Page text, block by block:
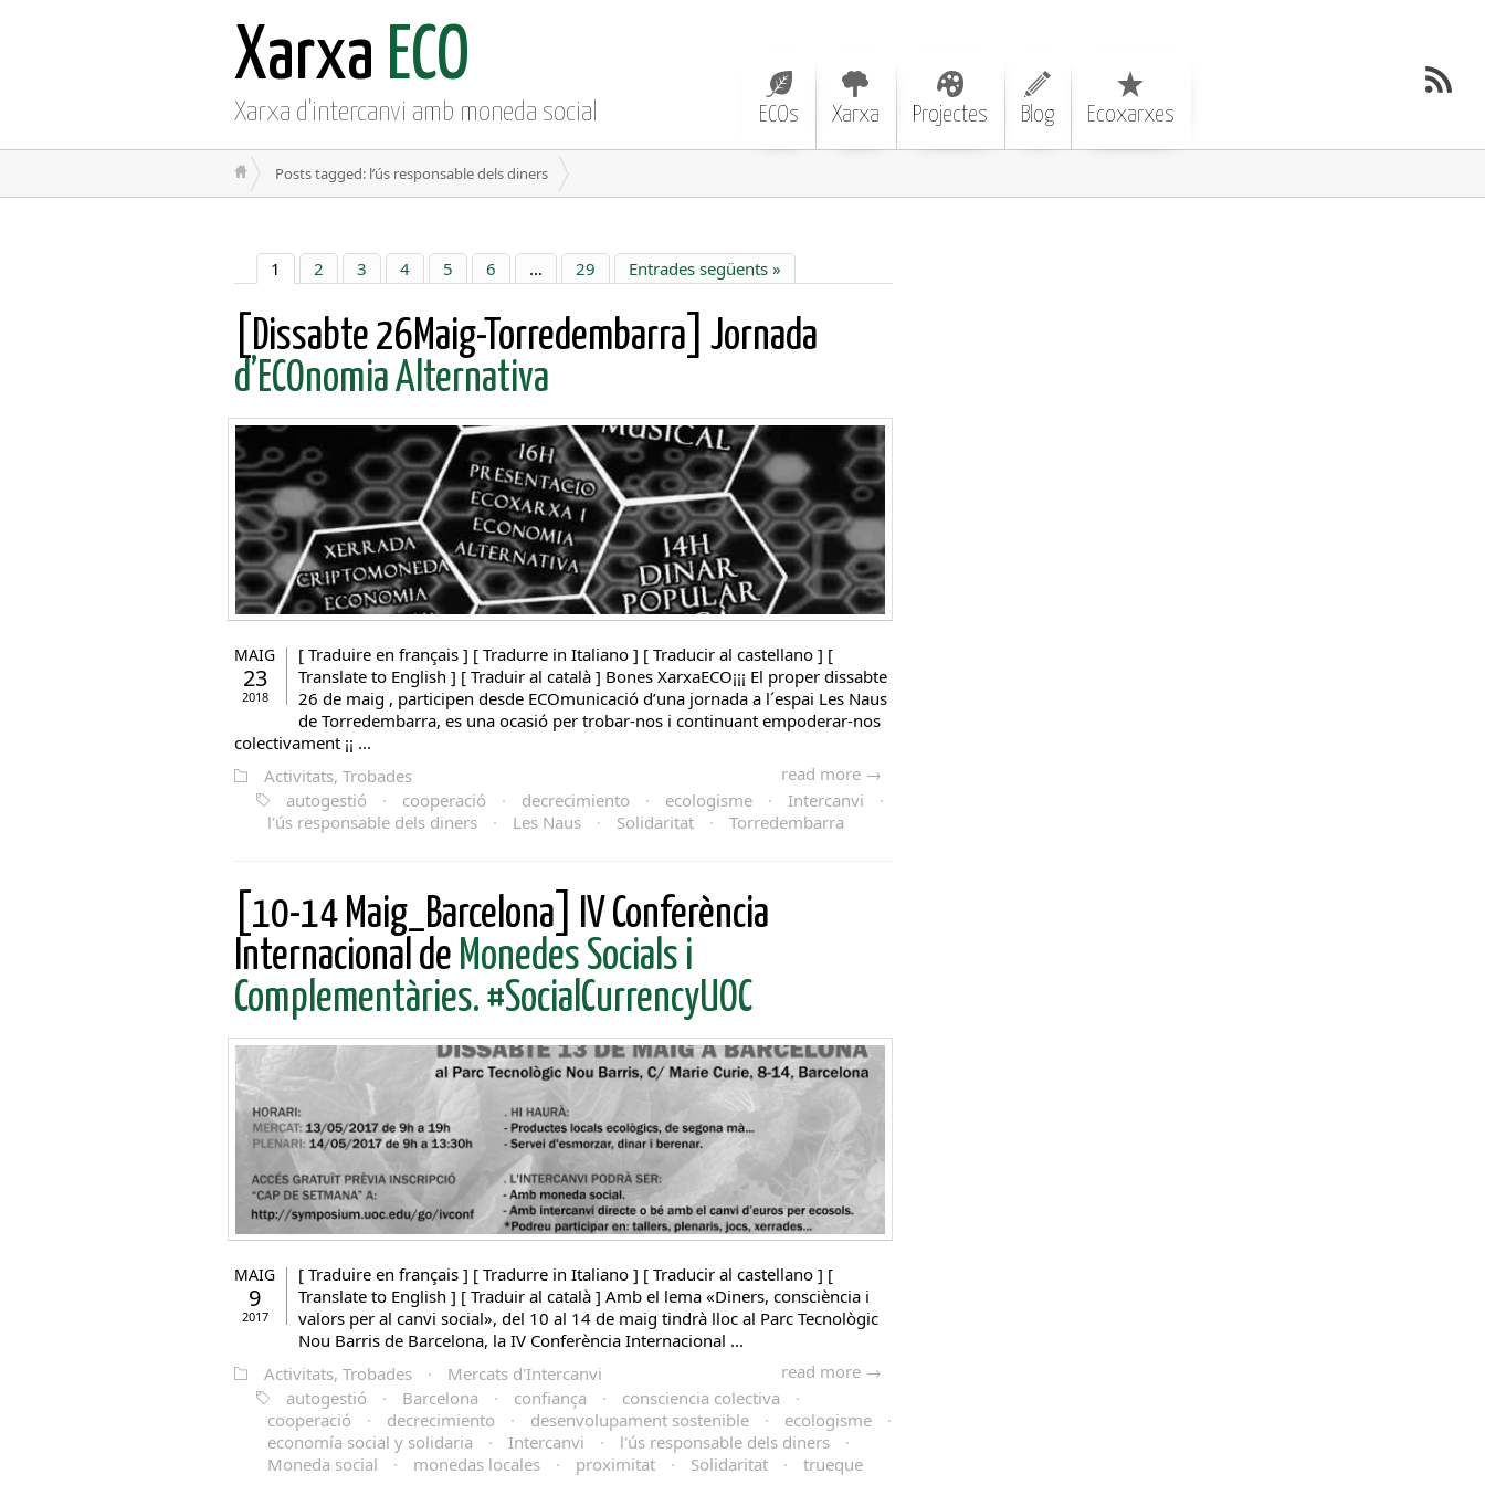
Xarxa ECO
Xarxa d'intercanvi amb moneda social ECOs Xarxa Projectes Blog Ecoxarxes
Posts tagged: l’ús responsable dels diners
1 2 3 4 5 6 … 29 Entrades següents »
[Dissabte 26Maig-Torredembarra] Jornada
d’ECOnomia Alternativa
MAIG
23
2018
[ Traduire en français ] [ Tradurre in Italiano ] [ Traducir al castellano ] [
Translate to English ] [ Traduir al català ] Bones XarxaECO¡¡¡ El proper dissabte
26 de maig , participen desde ECOmunicació d’una jornada a l´espai Les Naus
de Torredembarra, es una ocasió per trobar-nos i continuant empoderar-nos
colectivament ¡¡ ...
read more →
Activitats, Trobades
autogestió
· cooperació · decrecimiento · ecologisme · Intercanvi
·
l'ús responsable dels diners
· Les Naus · Solidaritat · Torredembarra
[10-14 Maig_Barcelona] IV Conferència
Internacional de Monedes Socials i
Complementàries. #SocialCurrencyUOC
MAIG
9
2017
[ Traduire en français ] [ Tradurre in Italiano ] [ Traducir al castellano ] [
Translate to English ] [ Traduir al català ] Amb el lema «Diners, consciència i
valors per al canvi social», del 10 al 14 de maig tindrà lloc al Parc Tecnològic
Nou Barris de Barcelona, la IV Conferència Internacional ...
read more →
Activitats, Trobades ·
Mercats d'Intercanvi
autogestió
· Barcelona · confiança · consciencia colectiva
·
cooperació
· decrecimiento · desenvolupament sostenible · ecologisme
·
economía social y solidaria
· Intercanvi · l'ús responsable dels diners
·
Moneda social
· monedas locales · proximitat · Solidaritat · trueque